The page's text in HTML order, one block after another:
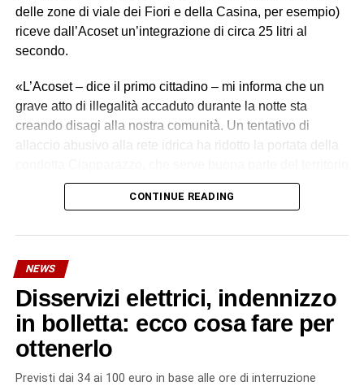
delle zone di viale dei Fiori e della Casina, per esempio)
riceve dall’Acoset un’integrazione di circa 25 litri al
secondo.
«L’Acoset – dice il primo cittadino – mi informa che un
grave atto di illegalità accaduto durante la notte sta
creando disagi alla nostra comunità. Un tentativo di
allaccio abusivo alla rete idrica ha ridotto la portata della
di Biancavilla».
stimata in oltre 30 litri al secondo. «Un primo intervento
con collare di riparazione non è stato sufficiente – si legge
in una nota dell’azienda – a contenere la perdita. I nostri
tecnici hanno quindi valutato che l’unica soluzione
realmente risolutiva è la sostituzione integrale del tratto
danneggiato: un intervento più impegnativo, ma
necessario per garantire un ripristino sicuro e duraturo
dell’infrastruttura, evitando il rischio di nuovi cedimenti a
CONTINUE READING
NEWS
Disservizi elettrici, indennizzo
in bolletta: ecco cosa fare per
ottenerlo
Previsti dai 34 ai 100 euro in base alle ore di interruzione